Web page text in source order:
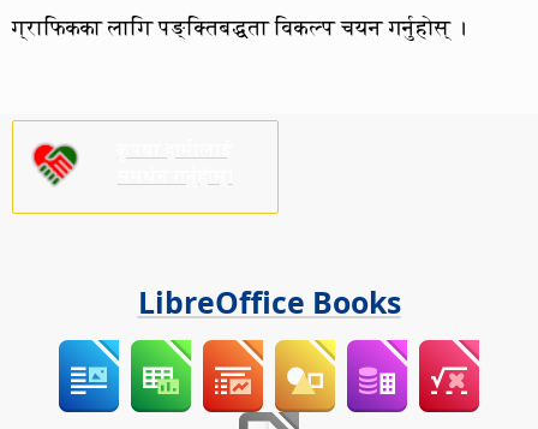
ग्राफिकका लागि पङ्क्तिबद्धता विकल्प चयन गर्नुहोस् ।
LibreOffice Books